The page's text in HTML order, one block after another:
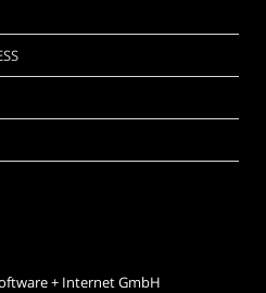
+ Internet GmbH